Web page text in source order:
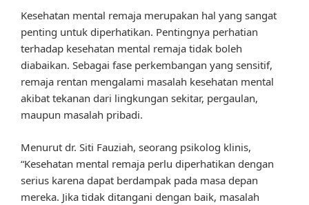
Kesehatan mental remaja merupakan hal yang sangat
penting untuk diperhatikan. Pentingnya perhatian
terhadap kesehatan mental remaja tidak boleh
diabaikan. Sebagai fase perkembangan yang sensitif,
remaja rentan mengalami masalah kesehatan mental
akibat tekanan dari lingkungan sekitar, pergaulan,
maupun masalah pribadi.
Menurut dr. Siti Fauziah, seorang psikolog klinis,
“Kesehatan mental remaja perlu diperhatikan dengan
serius karena dapat berdampak pada masa depan
mereka. Jika tidak ditangani dengan baik, masalah